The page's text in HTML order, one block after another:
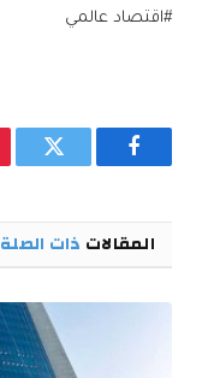
#اقتصاد عالمي
فيسبوك تويتر
المقالات ذات الصلة